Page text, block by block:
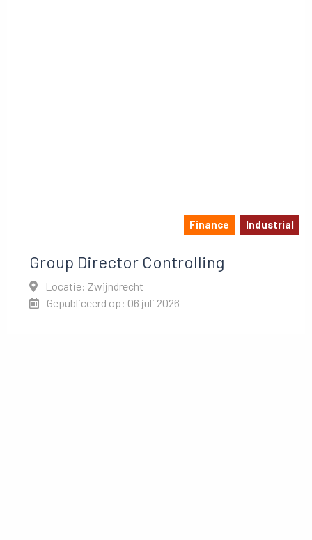
Finance Industrial
Group Director Controlling
Locatie: Zwijndrecht
Gepubliceerd op: 06 juli 2026